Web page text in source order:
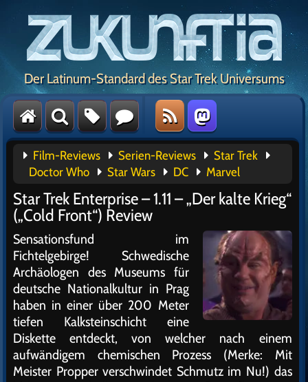
Der Latinum-Standard des Star Trek Universums
Film-Reviews Serien-Reviews
Star Trek
Doctor Who
Star Wars DC Marvel
Star Trek Enterprise – 1.11 – „Der kalte Krieg“
(„Cold Front“) Review
Sensationsfund im
Fichtelgebirge! Schwedische
Archäologen des Museums für
deutsche Nationalkultur in Prag
haben in einer über 200 Meter
tiefen Kalksteinschicht eine
Diskette entdeckt, von welcher nach einem
aufwändigem chemischen Prozess (Merke: Mit
Meister Propper verschwindet Schmutz im Nu!) das